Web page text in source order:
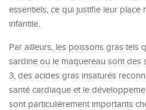
essentiels, ce qui justifie leur place
infantile.
Par ailleurs, les poissons gras tels
sardine ou le maquereau sont des
3, des acides gras insaturés
santé cardiaque et le
sont particulièrement importants